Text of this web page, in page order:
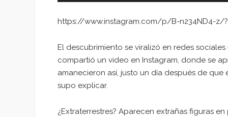
https://www.instagram.com/p/B-n234ND4-z/
El descubrimiento se viralizó en redes
compartió un video en Instagram, donde se
amanecieron así, justo un día después de
supo explicar.
¿Extraterrestres? Aparecen extrañas figuras